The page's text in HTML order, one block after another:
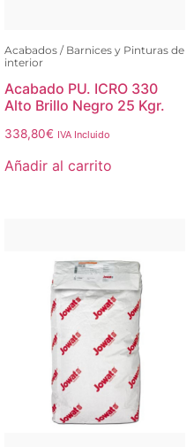
Acabados / Barnices y Pinturas de
interior
Acabado PU. ICRO 330
Alto Brillo Negro 25 Kgr.
338,80€ IVA Incluido
Añadir al carrito